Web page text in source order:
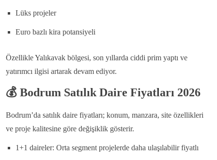
Lüks projeler
Euro bazlı kira potansiyeli
Özellikle Yalıkavak bölgesi, son yıllarda ciddi prim yaptı ve
yatırımcı ilgisi artarak devam ediyor.
💰 Bodrum Satılık Daire Fiyatları 2026
Bodrum’da satılık daire fiyatları; konum, manzara, site özellikleri
ve proje kalitesine göre değişiklik gösterir.
1+1 daireler: Orta segment projelerde daha ulaşılabilir fiyatlı